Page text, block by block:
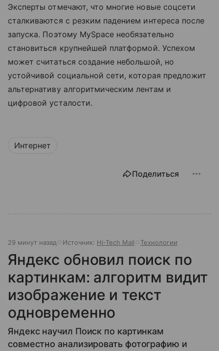
Эксперты отмечают, что многие новые соцсети
сталкиваются с резким падением интереса после
запуска. Поэтому MySpace необязательно
становиться крупнейшей платформой. Успехом
может считаться создание небольшой, но
устойчивой социальной сети, которая предложит
альтернативу алгоритмическим лентам и
цифровой усталости.
Интернет
Поделиться
29 минут назад Источник: Hi-Tech Mail Технологии
Яндекс обновил поиск по
картинкам: алгоритм видит
изображение и текст
одновременно
Яндекс научил Поиск по картинкам
совместно анализировать фотографию и